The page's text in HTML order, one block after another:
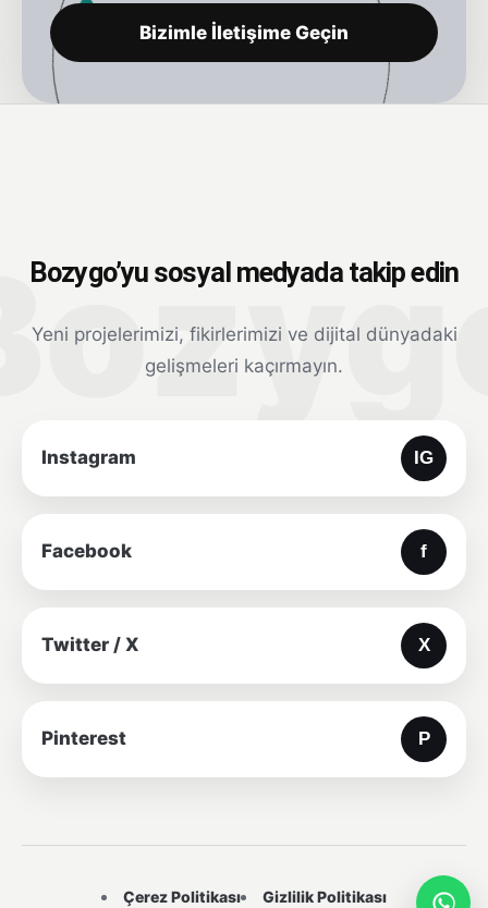
Bizimle İletişime Geçin
Bozygo’yu sosyal medyada takip edin
Yeni projelerimizi, fikirlerimizi ve dijital dünyadaki
gelişmeleri kaçırmayın.
Instagram
Facebook
Twitter / X
Pinterest
Çerez Politikası Gizlilik Politikası